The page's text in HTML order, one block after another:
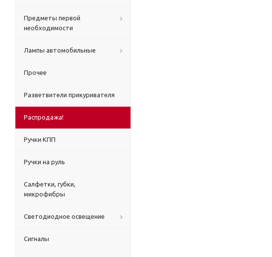
Предметы первой
необходимости
Лампы автомобильные
Прочее
Разветвители прикуривателя
Распродажа!
Ручки КПП
Ручки на руль
Салфетки, губки,
микрофибры
Светодиодное освещение
Сигналы